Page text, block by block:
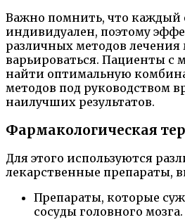
Важно помнить, что каждый
индивидуален, поэтому
различных методов лечения
варьироваться. Пациенты
найти оптимальную
методов под руководством
наилучших результатов.
Фармакологическая
Для этого используются
лекарственные препараты,
Препараты, которые
сосуды головного